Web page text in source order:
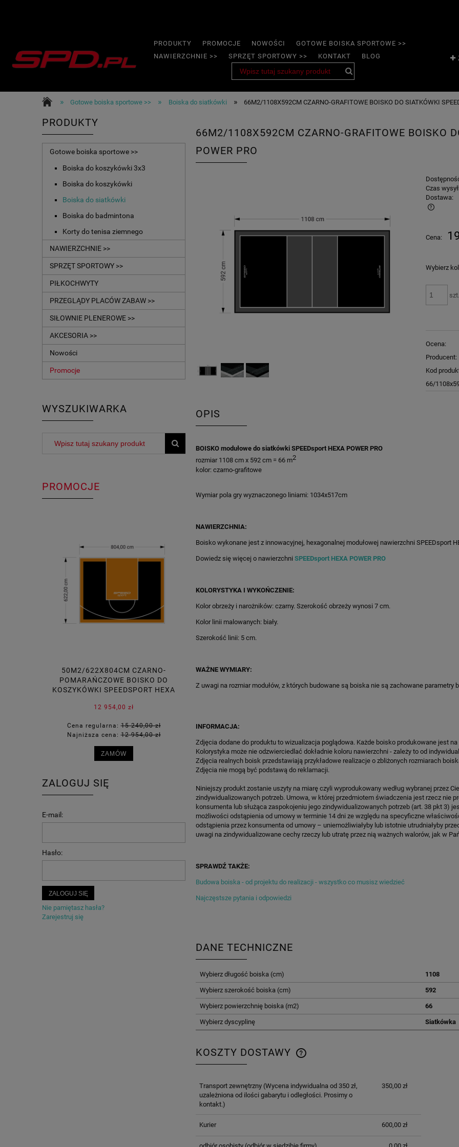
PRODUKTY PROMOCJE NOWOŚCI
GOTOWE BOISKA SPORTOWE >>
NAWIERZCHNIE >>
SPRZĘT SPORTOWY >> KONTAKT BLOG
» Gotowe boiska sportowe >> » Boiska do siatkówki » 66M2/1108X592CM CZARNO-GRAFITOWE BOISKO DO SIATKÓWKI
PRODUKTY
Gotowe boiska sportowe >>
Boiska do koszykówki 3x3
Boiska do koszykówki
Boiska do siatkówki
Boiska do badmintona
Korty do tenisa ziemnego
NAWIERZCHNIE >>
SPRZĘT SPORTOWY >>
PIŁKOCHWYTY
PRZEGLĄDY PLACÓW ZABAW >>
SIŁOWNIE PLENEROWE >>
AKCESORIA >>
Nowości
Promocje
WYSZUKIWARKA
PROMOCJE
50M2/622X804CM CZARNO-
POMARAŃCZOWE BOISKO DO
KOSZYKÓWKI SPEEDSPORT HEXA
12 954,00 zł
Cena regularna:15 240,00 zł
Najniższa cena:12 954,00 zł
ZAMÓW
48M2/622X774CM GRAFITOWO-
SPEEDSPORT HEXA POWER PRO
Cena regularna:
ZAMÓW
KOSZYKÓWKI SPEEDSPORT
ZAMÓW
ZALOGUJ SIĘ
E-mail:
Hasło:
ZALOGUJ SIĘ
Nie pamiętasz hasła?
Zarejestruj się
66M2/1108X592CM CZARNO-GRAFITOWE BOISKO
POWER PRO
Czas
Dostawa:
Cena nie zawiera ewentualnych kosztów
Cena:
Wybierz
szt.
Ocena:
Producent:
Kod
66/
OPIS
BOISKO modułowe do siatkówki SPEEDsport HEXA POWER PRO
rozmiar 1108 cm x 592 cm = 66 m2
kolor: czarno-grafitowe
Wymiar pola gry wyznaczonego liniami: 1034x517cm
NAWIERZCHNIA:
Boisko wykonane jest z innowacyjnej, hexagonalnej modułowej nawierzchni SPEEDsport
Dowiedz się więcej o nawierzchni SPEEDsport HEXA POWER PRO
KOLORYSTYKA I WYKOŃCZENIE:
Kolor obrzeży i narożników: czarny. Szerokość obrzeży wynosi 7 cm.
Kolor linii malowanych: biały.
Szerokość linii: 5 cm.
WAŻNE WYMIARY:
Z uwagi na rozmiar modułów, z których budowane są boiska nie są zachowane parametry
INFORMACJA:
Zdjęcia dodane do produktu to wizualizacja poglądowa. Każde boisko produkowane jest na
Kolorystyka może nie odzwierciedlać dokładnie koloru nawierzchni - zależy to od
Zdjęcia realnych boisk przedstawiają przykładowe realizacje o zbliżonych rozmiarach
Zdjęcia nie mogą być podstawą do reklamacji.
Niniejszy produkt zostanie uszyty na miarę czyli wyprodukowany według wybranej przez
zindywidualizowanych potrzeb. Umowa, w której przedmiotem świadczenia jest rzecz nie
konsumenta lub służąca zaspokojeniu jego zindywidualizowanych potrzeb (art. 38 pkt 3)
możliwości odstąpienia od umowy w terminie 14 dni ze względu na specyficzne
odstąpienia przez konsumenta od umowy – uniemożliwiałyby lub istotnie utrudniałyby
uwagi na zindywidualizowane cechy rzeczy lub utratę przez nią ważnych walorów, jak w
SPRAWDŹ TAKŻE:
Budowa boiska - od projektu do realizacji - wszystko co musisz wiedzieć
Najczęstsze pytania i odpowiedzi
DANE TECHNICZNE
Wybierz długość boiska (cm) 1108
Wybierz szerokość boiska (cm) 592
Wybierz powierzchnię boiska (m2) 66
Wybierz dyscyplinę Siatkówka
KOSZTY DOSTAWY
KOSZTÓW PŁATNOŚCI
Transport zewnętrzny(Wycena indywidualna od 350 zł,
uzależniona od ilości gabarytu i odległości. Prosimy o
kontakt.)
350,00 zł
Kurier 600,00 zł